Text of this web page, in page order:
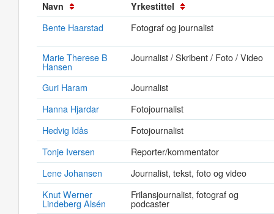
Navn Yrkestittel
Bente Haarstad Fotograf og journalist
Marie Therese B
Hansen
Journalist / Skribent / Foto / Video
Guri Haram
Journalist
Hanna Hjardar
Fotojournalist
Hedvig Idås
Fotojournalist
Tonje Iversen
Reporter/kommentator
Lene Johansen
Journalist, tekst, foto og video
Knut Werner
Lindeberg Alsén
Frilansjournalist, fotograf og
podcaster